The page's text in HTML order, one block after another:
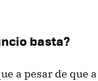
basta?
a pesar de que